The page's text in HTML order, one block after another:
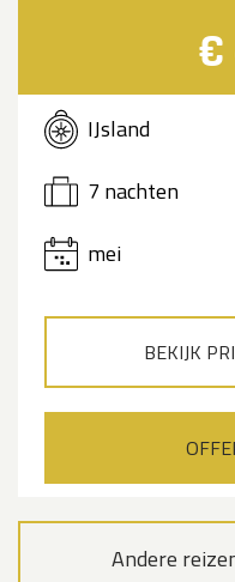
€
IJsland
7 nachten
mei
BEKIJK
Andere